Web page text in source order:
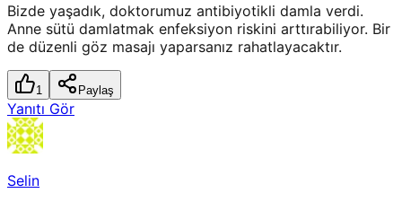
Bizde yaşadık, doktorumuz antibiyotikli damla verdi.
Anne sütü damlatmak enfeksiyon riskini arttırabiliyor. Bir
de düzenli göz masajı yaparsanız rahatlayacaktır.
1 Paylaş
Yanıtı Gör
Selin